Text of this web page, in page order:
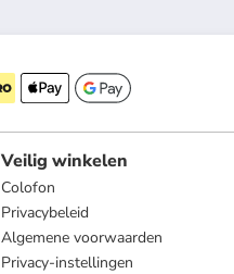
Veilig winkelen
Colofon
Privacybeleid
Algemene voorwaarden
Privacy-instellingen